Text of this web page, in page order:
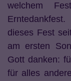
welchem
dieses Fest
am ersten
Gott danken:
für alles